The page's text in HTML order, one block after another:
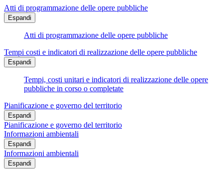
Atti di programmazione delle opere pubbliche
Espandi
Atti di programmazione delle opere pubbliche
Tempi costi e indicatori di realizzazione delle opere pubbliche
Espandi
Tempi, costi unitari e indicatori di realizzazione delle opere
pubbliche in corso o completate
Pianificazione e governo del territorio
Espandi
Pianificazione e governo del territorio
Informazioni ambientali
Espandi
Informazioni ambientali
Espandi